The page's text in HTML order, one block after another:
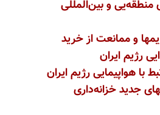
منطقه‌یی و بین‌المللی
و ممانعت از خرید
رژیم ایران
با هواپیمایی رژیم ایران
جدید خزانه‌داری